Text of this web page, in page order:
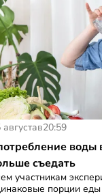
августав20:59
воды
съедать
участникам
порции